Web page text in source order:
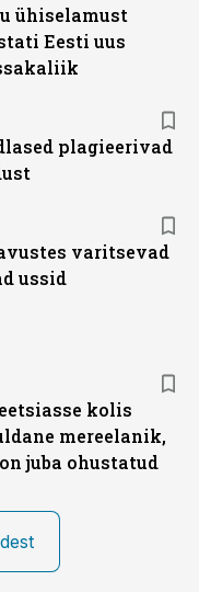
ühiselamust
Eesti uus
plagieerivad
varitsevad
ussid
kolis
mereelanik,
juba ohustatud